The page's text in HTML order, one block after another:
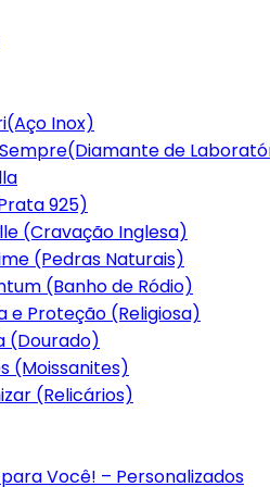
Inox)
de
925)
(Cravação Inglesa)
(Pedras Naturais)
(Banho de Ródio)
e Proteção (Religiosa)
(Dourado)
(Moissanites)
(Relicários)
Você! – Personalizados